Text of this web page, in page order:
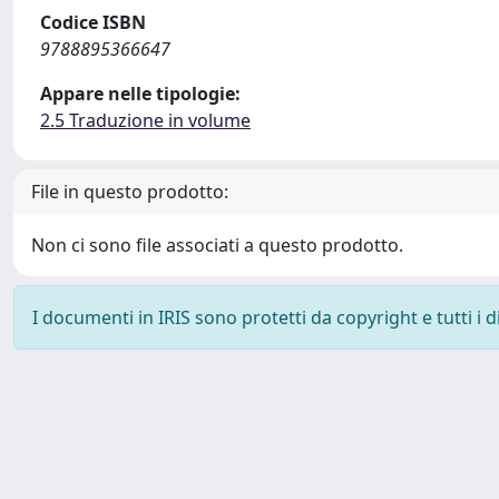
Codice ISBN
9788895366647
Appare nelle tipologie:
2.5 Traduzione in volume
File in questo prodotto:
Non ci sono file associati a questo prodotto.
I documenti in IRIS sono protetti da copyright e tutti i